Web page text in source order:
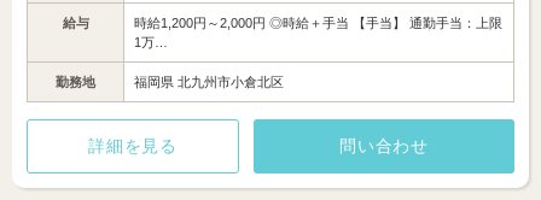
給与
時給1,200円～2,000円 ◎時給＋手当 【手当】 通勤手当：上限
1万…
勤務地 福岡県 北九州市小倉北区
詳細を見る 問い合わせ